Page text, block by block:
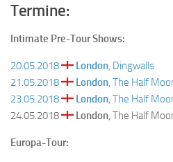
Termine:
Intimate Pre-Tour Shows:
20.05.2018 London, Dingwalls
21.05.2018
London, The Half
23.05.2018
London, The Half
24.05.2018
London, The Half
Europa-Tour: